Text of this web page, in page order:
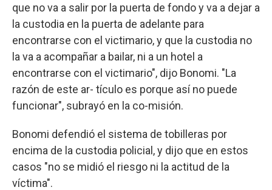
que no va a salir por la puerta de fondo y va a dejar a
la custodia en la puerta de adelante para
encontrarse con el victimario, y que la custodia no
la va a acompañar a bailar, ni a un hotel a
encontrarse con el victimario", dijo Bonomi. "La
razón de este ar- tículo es porque así no puede
funcionar", subrayó en la co-misión.
Bonomi defendió el sistema de tobilleras por
encima de la custodia policial, y dijo que en estos
casos "no se midió el riesgo ni la actitud de la
víctima".